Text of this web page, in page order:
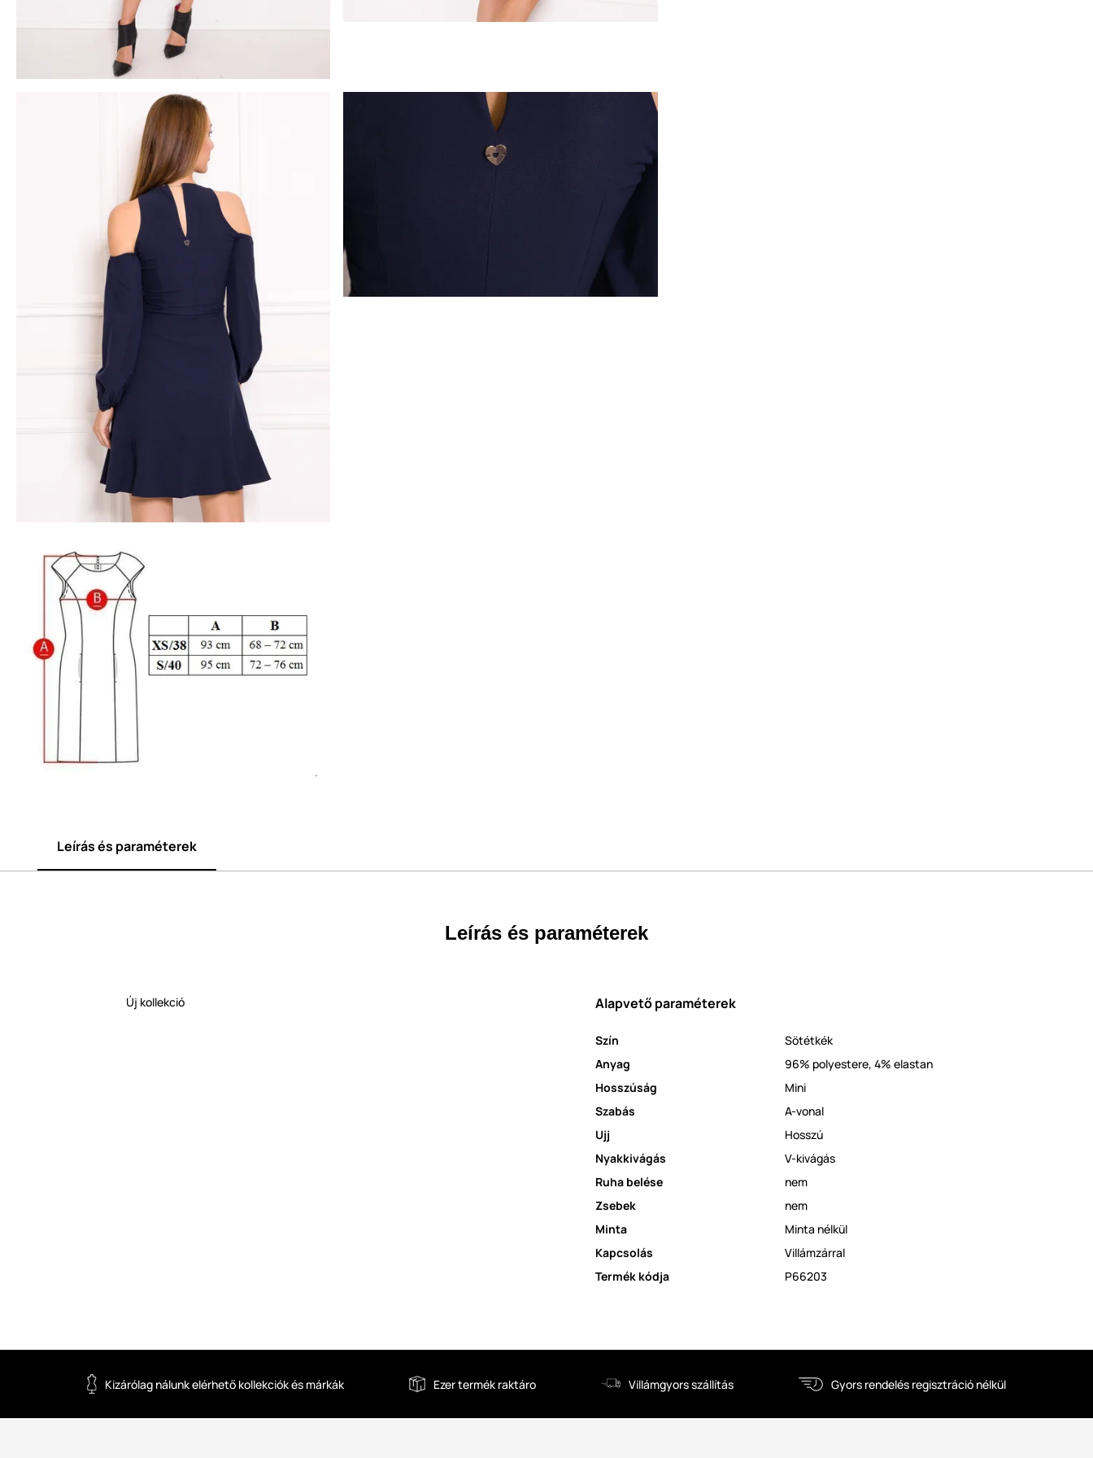
Leírás és paraméterek
Leírás és paraméterek
Új kollekció Alapvető paraméterek
Szín
Sötétkék
Anyag
96% polyestere, 4% elastan
Hosszúság
Mini
Szabás
A-vonal
Ujj
Hosszú
Nyakkivágás
V-kivágás
Ruha belése
nem
Zsebek
nem
Minta
Minta nélkül
Kapcsolás
Villámzárral
Termék kódja
P66203
Kizárólag nálunk elérhető kollekciók és márkák Ezer termék raktáro Villámgyors szállítás Gyors rendelés regisztráció nélkül